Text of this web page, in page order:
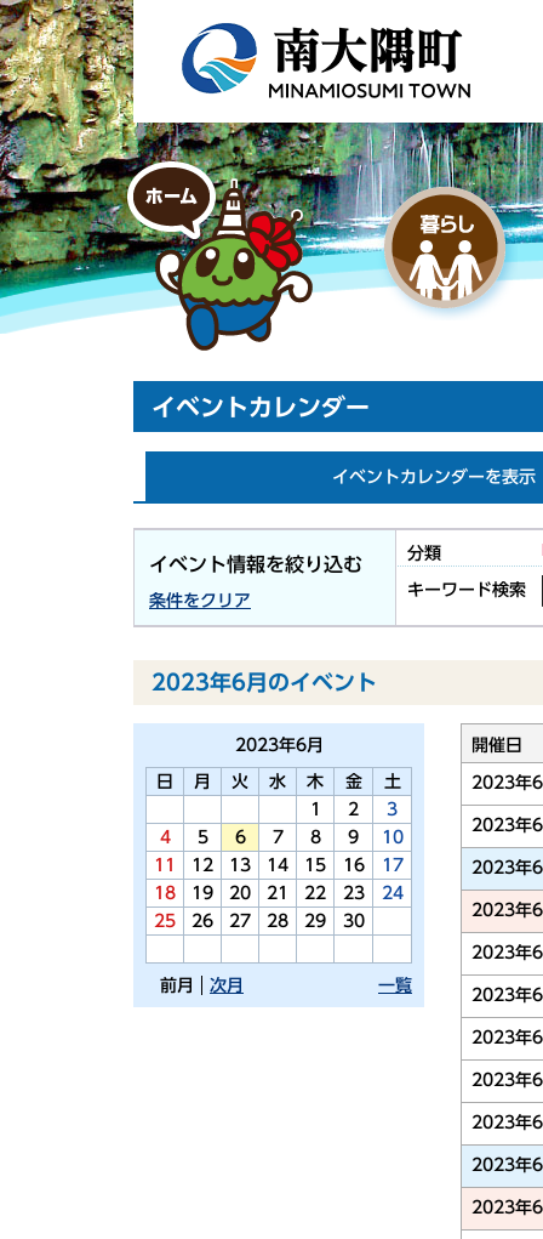
イベントカレンダー
イベントカレンダーを表示
イベント情報を絞り込む
条件をクリア
分類
キーワード検索
2023年6月のイベント
2023年6月
日 月 火 水 木 金
土
1
2
3
4
5 6 7 8 9
10
11
12 13 14 15 16
17
18
19 20 21 22 23
24
25
26 27 28 29 30
前月 一覧
次月
開催日
2023年
2023年
2023年
2023年
2023年
2023年
2023年
2023年
2023年
2023年
2023年